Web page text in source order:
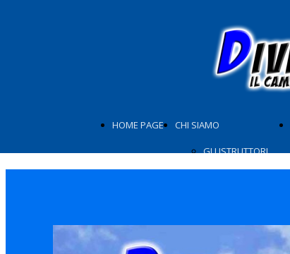
HOME PAGE CHI SIAMO
GLI ISTRUTTORI